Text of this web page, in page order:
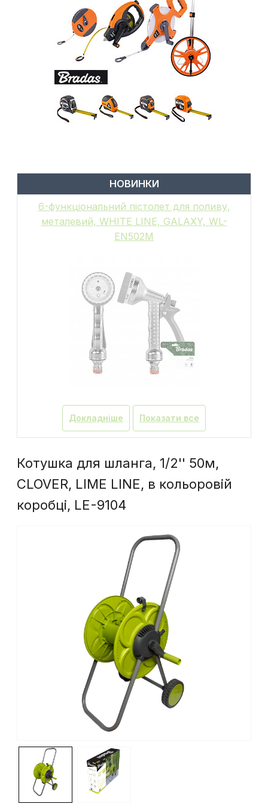
НОВИНКИ
6-функціональний пістолет для поливу,
металевий, WHITE LINE, GALAXY, WL-
EN502M
Докладніше Показати все
Котушка для шланга, 1/2'' 50м,
CLOVER, LIME LINE, в кольоровій
коробці, LE-9104